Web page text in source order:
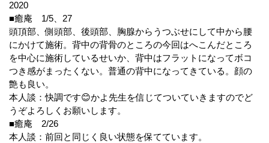
2020
■癒庵 1/5、27
頭頂部、側頭部、後頭部、胸腺からうつぶせにして中から腰
にかけて施術。背中の背骨のところの今回はへこんだところ
を中心に施術しているせいか、背中はフラットになってボコ
つき感がまったくない。普通の背中になってきている。顔の
艶も良い。
本人談：快調です😊かよ先生を信じてついていきますのでど
うぞよろしくお願いします。
■癒庵 2/26
本人談：前回と同じく良い状態を保てています。